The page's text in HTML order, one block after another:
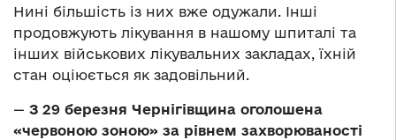
Нині більшість із них вже одужали. Інші
продовжують лікування в нашому шпиталі та
інших військових лікувальних закладах, їхній
стан оціюється як задовільний.
— З 29 березня Чернігівщина оголошена
«червоною зоною» за рівнем захворюваності